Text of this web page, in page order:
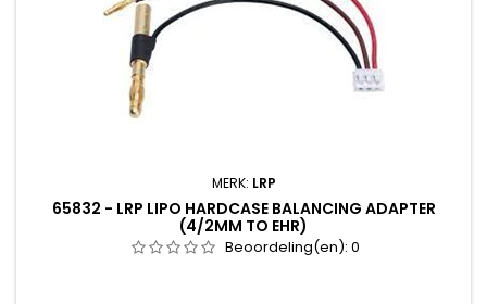
MERK: LRP
65832 - LRP LIPO HARDCASE BALANCING ADAPTER
(4/2MM TO EHR)
Beoordeling(en): 0